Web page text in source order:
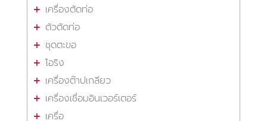
เครื่องตัดท่อ
ตัวตัดท่อ
ชุดตะขอ
โอริง
เครื่องต๊าปเกลียว
เครื่องเชื่อมอินเวอร์เตอร์
เครื่อ